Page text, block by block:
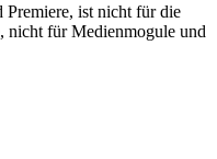
ist nicht für die
nicht für Medienmogule und